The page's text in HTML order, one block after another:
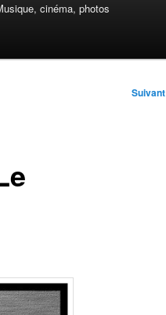
cinéma, photos
Suivant